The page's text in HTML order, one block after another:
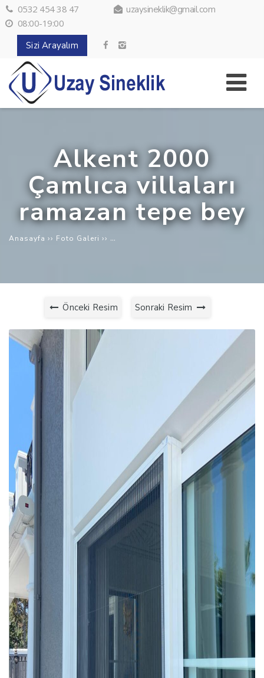
0532 454 38 47
uzaysineklik@gmail.com
08:00-19:00
Sizi Arayalım
Alkent 2000
Çamlıca villaları
ramazan tepe bey
Anasayfa ›› Foto Galeri ›› Alkent 2000 Çamlıca villaları ramazan
Önceki Resim Sonraki Resim